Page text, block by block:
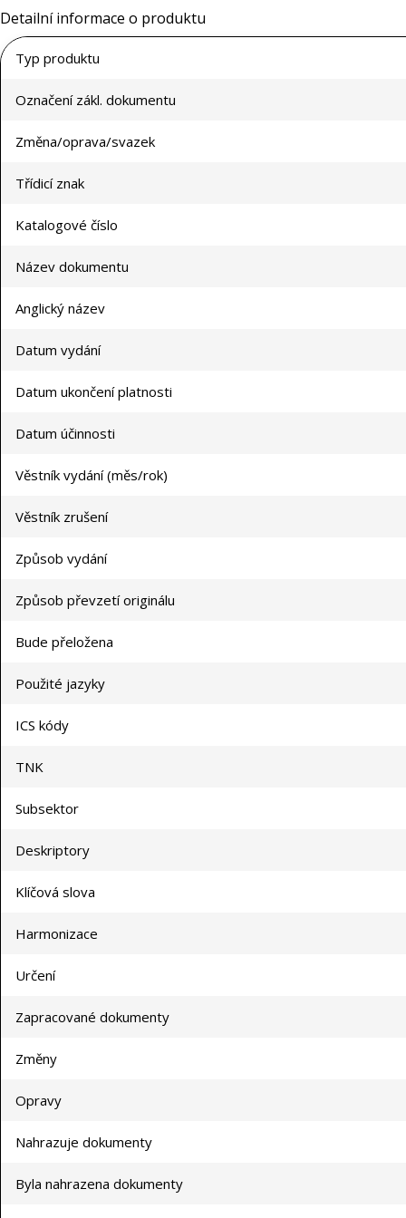
Detailní informace o produktu
Typ produktu
Označení zákl. dokumentu
Změna/oprava/svazek
Třídicí znak
Katalogové číslo
Název dokumentu
Anglický název
Datum vydání
Datum ukončení platnosti
Datum účinnosti
Věstník vydání (měs/rok)
Věstník zrušení
Způsob vydání
Způsob převzetí originálu
Bude přeložena
Použité jazyky
ICS kódy
TNK
Subsektor
Deskriptory
Klíčová slova
Harmonizace
Určení
Zapracované dokumenty
Změny
Opravy
Nahrazuje dokumenty
Byla nahrazena dokumenty